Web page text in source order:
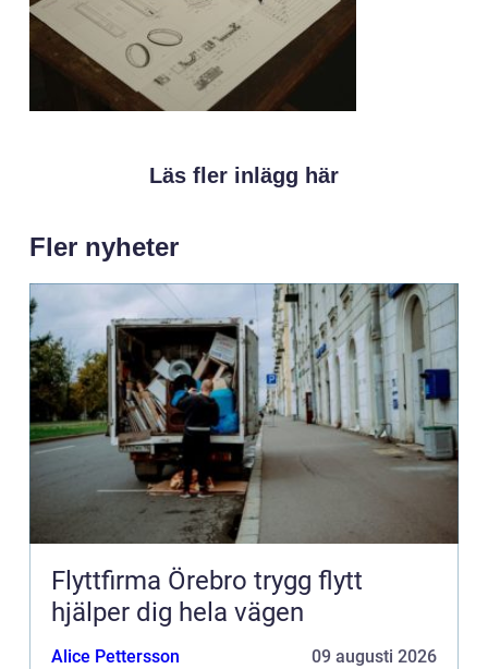
Läs fler inlägg här
Fler nyheter
Flyttfirma Örebro trygg flytt
hjälper dig hela vägen
Alice Pettersson 09 augusti 2026